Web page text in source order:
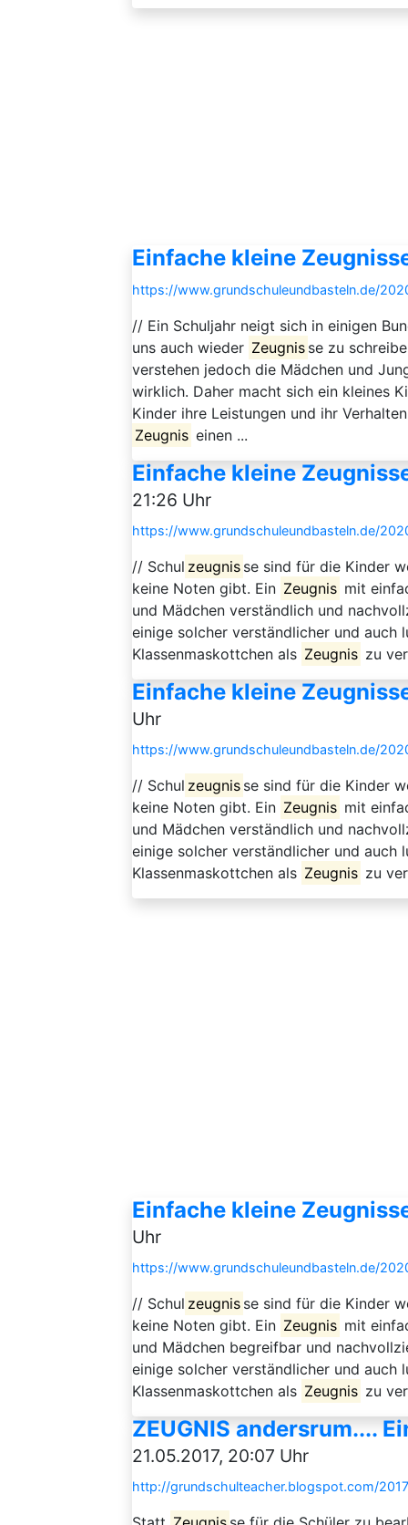
Einfache kleine
https://www.grundschuleundbasteln.de/
// Ein Schuljahr neigt sich in einigen
uns auch wieder Zeugnis se zu
verstehen jedoch die Mädchen und
wirklich. Daher macht sich ein kleines
Kinder ihre Leistungen und ihr
Zeugnis einen ...
Einfache kleine
21:26 Uhr
https://www.grundschuleundbasteln.de/
// Schul zeugnis se sind für die Kinder
keine Noten gibt. Ein Zeugnis mit
und Mädchen verständlich und
einige solcher verständlicher und auch
Klassenmaskottchen als Zeugnis zu
Einfache kleine
Uhr
https://www.grundschuleundbasteln.de/
// Schul zeugnis se sind für die Kinder
keine Noten gibt. Ein Zeugnis mit
und Mädchen verständlich und
einige solcher verständlicher und auch
Klassenmaskottchen als Zeugnis zu
Einfache kleine
Uhr
https://www.grundschuleundbasteln.de/
// Schul zeugnis se sind für die Kinder
keine Noten gibt. Ein Zeugnis mit
und Mädchen begreifbar und
einige solcher verständlicher und auch
Klassenmaskottchen als Zeugnis zu
ZEUGNIS andersrum....
21.05.2017, 20:07 Uhr
http://grundschulteacher.blogspot.com/